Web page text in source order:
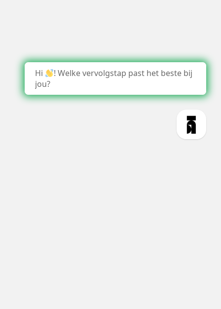
Hi
! Welke vervolgstap past het beste bij
jou?